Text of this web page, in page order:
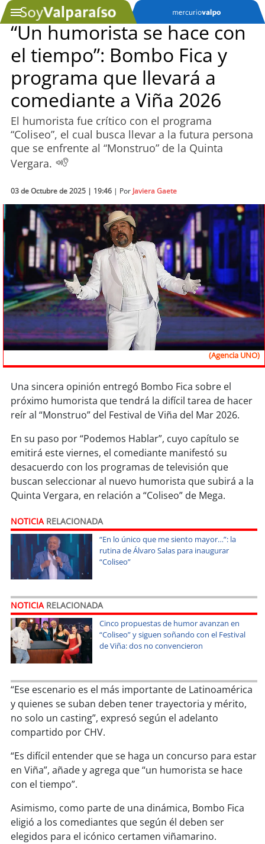
Podcast
Actualidad
Entretención
Economía
Deportes
Tecnología
Sostenibilidad
soychile
soyarica
soycalama
soyantofagasta
soycopiapó
valparaíso
quillota
soysanantonio
soychillán
soytalcahuano
soyconcepción
soycoronel
soyarauco
soytemuco
soyvaldivia
osorno
soy puertomontt
“Un humorista se hace con
el tiempo”: Bombo Fica y
programa que llevará a
comediante a Viña 2026
El humorista fue crítico con el programa
“Coliseo”, el cual busca llevar a la futura persona
que se enfrente al “Monstruo” de la Quinta
Vergara.
03 de Octubre de 2025 | 19:46 | Por Javiera Gaete
(Agencia UNO)
Una sincera opinión entregó Bombo Fica sobre el
próximo humorista que tendrá la difícil tarea de hacer
reír al “Monstruo” del Festival de Viña del Mar 2026.
En su paso por “Podemos Hablar”, cuyo capítulo se
emitirá este viernes, el comediante manifestó su
desacuerdo con los programas de televisión que
buscan seleccionar al nuevo humorista que subirá a la
Quinta Vergara, en relación a “Coliseo” de Mega.
NOTICIARELACIONADA
“En lo único que me siento mayor…”: la
rutina de Álvaro Salas para inaugurar
“Coliseo”
NOTICIARELACIONADA
Cinco propuestas de humor avanzan en
“Coliseo” y siguen soñando con el Festival
de Viña: dos no convencieron
“Ese escenario es el más importante de Latinoamérica
y quienes se suban deben tener trayectoria y mérito,
no solo un casting”, expresó según el adelanto
compartido por CHV.
“Es difícil entender que se haga un concurso para estar
en Viña”, añade y agrega que “un humorista se hace
con el tiempo”.
Asimismo, como parte de una dinámica, Bombo Fica
eligió a los comediantes que según él deben ser
elegidos para el icónico certamen viñamarino.